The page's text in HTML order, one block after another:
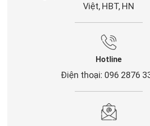
Việt, HBT, HN
Hotline
Điện thoại: 096 2876